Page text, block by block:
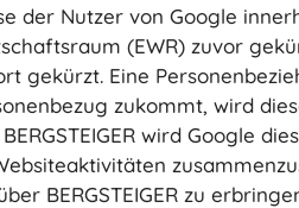
der Nutzer von Google
(EWR) zuvor
gekürzt. Eine
zukommt, wird
wird Google
BERGSTEIGER zu